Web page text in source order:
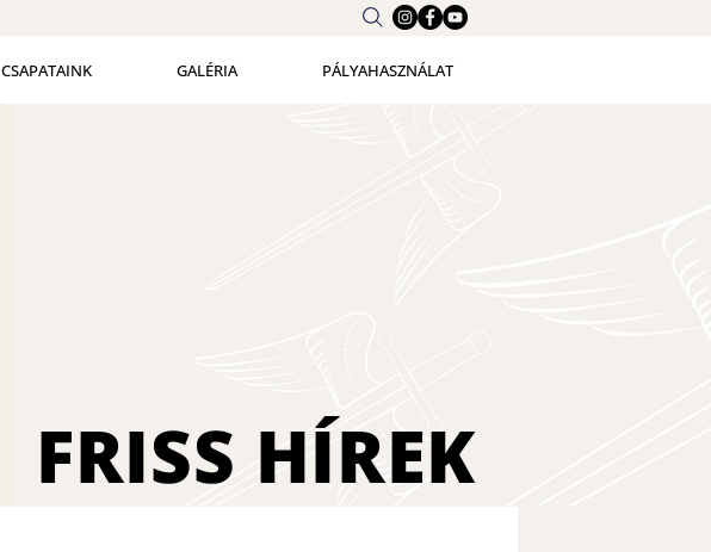
CSAPATAINK GALÉRIA PÁLYAHASZNÁLAT
FRISS HÍREK